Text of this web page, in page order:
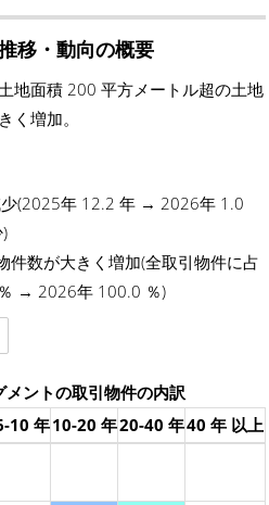
移・動向の概要
地面積 200 平方メートル超の土地
く増加。
(2025年 12.2 年 → 2026年 1.0
件数が大きく増加(全取引物件に占
→ 2026年 100.0 ％)
メントの取引物件の内訳
10 年10-20 年20-40 年40 年 以上